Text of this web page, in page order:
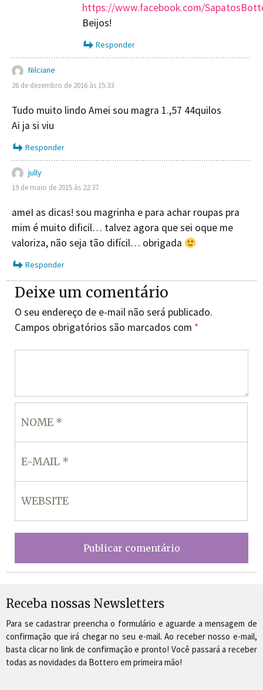
https://www.facebook.com/
Beijos!
Responder
Nilciane
26 de dezembro de 2016 às 15:33
Tudo muito lindo Amei sou magra 1.,57 44quilos
Ai ja si viu
Responder
jully
19 de maio de 2015 às 22:37
ameI as dicas! sou magrinha e para achar roupas pra
mim é muito dificil… talvez agora que sei oque me
valoriza, não seja tão difícil… obrigada
Responder
Deixe um comentário
O seu endereço de e-mail não será publicado.
Campos obrigatórios são marcados com *
Receba nossas Newsletters
Para se cadastrar preencha o formulário e aguarde a mensagem de
confirmação que irá chegar no seu e-mail. Ao receber nosso e-mail,
basta clicar no link de confirmação e pronto! Você passará a receber
todas as novidades da Bottero em primeira mão!